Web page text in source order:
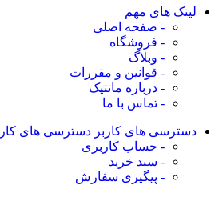
لینک های مهم
- صفحه اصلی
- فروشگاه
- وبلاگ
- قوانین و مقررات
- درباره مانتیک
- تماس با ما
دسترسی های کاربر دسترسی های
- حساب کاربری
- سبد خرید
- پیگیری سفارش